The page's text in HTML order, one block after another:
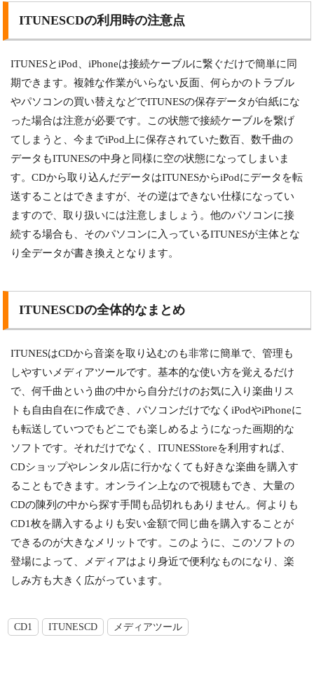
ITUNESCDの利用時の注意点
ITUNESとiPod、iPhoneは接続ケーブルに繋ぐだけで簡単に同
期できます。複雑な作業がいらない反面、何らかのトラブル
やパソコンの買い替えなどでITUNESの保存データが白紙にな
った場合は注意が必要です。この状態で接続ケーブルを繋げ
てしまうと、今までiPod上に保存されていた数百、数千曲の
データもITUNESの中身と同様に空の状態になってしまいま
す。CDから取り込んだデータはITUNESからiPodにデータを転
送することはできますが、その逆はできない仕様になってい
ますので、取り扱いには注意しましょう。他のパソコンに接
続する場合も、そのパソコンに入っているITUNESが主体とな
り全データが書き換えとなります。
ITUNESCDの全体的なまとめ
ITUNESはCDから音楽を取り込むのも非常に簡単で、管理も
しやすいメディアツールです。基本的な使い方を覚えるだけ
で、何千曲という曲の中から自分だけのお気に入り楽曲リス
トも自由自在に作成でき、パソコンだけでなくiPodやiPhoneに
も転送していつでもどこでも楽しめるようになった画期的な
ソフトです。それだけでなく、ITUNESStoreを利用すれば、
CDショップやレンタル店に行かなくても好きな楽曲を購入す
ることもできます。オンライン上なので視聴もでき、大量の
CDの陳列の中から探す手間も品切れもありません。何よりも
CD1枚を購入するよりも安い金額で同じ曲を購入することが
できるのが大きなメリットです。このように、このソフトの
登場によって、メディアはより身近で便利なものになり、楽
しみ方も大きく広がっています。
CD1 ITUNESCD メディアツール